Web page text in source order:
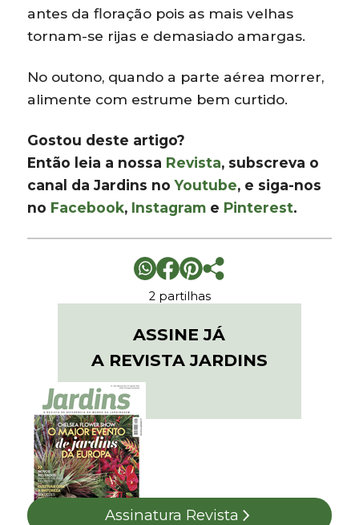
antes da floração pois as mais velhas
tornam-se rijas e demasiado amargas.
No outono, quando a parte aérea morrer,
alimente com estrume bem curtido.
Gostou deste artigo?
Então leia a nossa Revista, subscreva o
canal da Jardins noYoutube, e siga-nos
no Facebook, Instagram e Pinterest.
2 partilhas
ASSINE JÁ
A REVISTA JARDINS
Assinatura Revista